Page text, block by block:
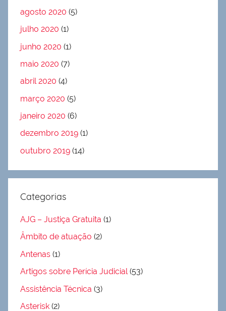
agosto 2020 (5)
julho 2020 (1)
junho 2020 (1)
maio 2020 (7)
abril 2020 (4)
março 2020 (5)
janeiro 2020 (6)
dezembro 2019 (1)
outubro 2019 (14)
Categorias
AJG – Justiça Gratuita (1)
Âmbito de atuação (2)
Antenas (1)
Artigos sobre Perícia Judicial(53)
Assistência Técnica (3)
Asterisk (2)